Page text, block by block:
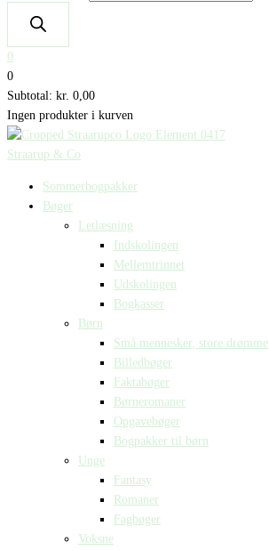
0
0
Subtotal: kr. 0,00
Ingen produkter i kurven
Straarup & Co
Sommerbogpakker
Bøger
Letlæsning
Indskolingen
Mellemtrinnet
Udskolingen
Bogkasser
Børn
Små mennesker, store drømme
Billedbøger
Faktabøger
Børneromaner
Opgavebøger
Bogpakker til børn
Unge
Fantasy
Romaner
Fagbøger
Voksne